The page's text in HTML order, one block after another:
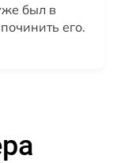
был в
его.